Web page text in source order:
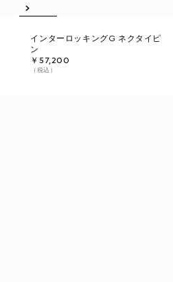
インターロッキングG ネクタイピ
ン
￥57,200
（税込）